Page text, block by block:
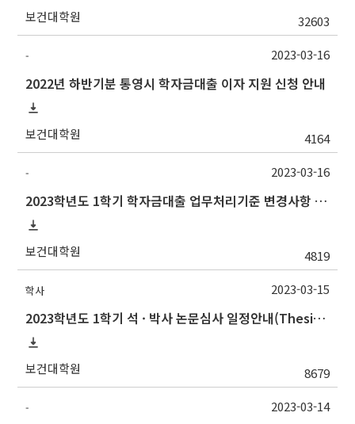
보건대학원 32603
-
2022년 하반기분 통영시 학자금대출 이자 지원 신청 안내
보건대학원 4164
2023-03-16
-
2023학년도 1학기 학자금대출 업무처리기준 변경사항 안내
보건대학원 4819
2023-03-16
학사
2023학년도 1학기 석 · 박사 논문심사 일정안내(Thesis Defense Schedules)
보건대학원 8679
2023-03-15
- 2023-03-14